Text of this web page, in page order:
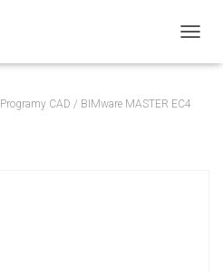
R
Programy CAD / BIMware MASTER EC4